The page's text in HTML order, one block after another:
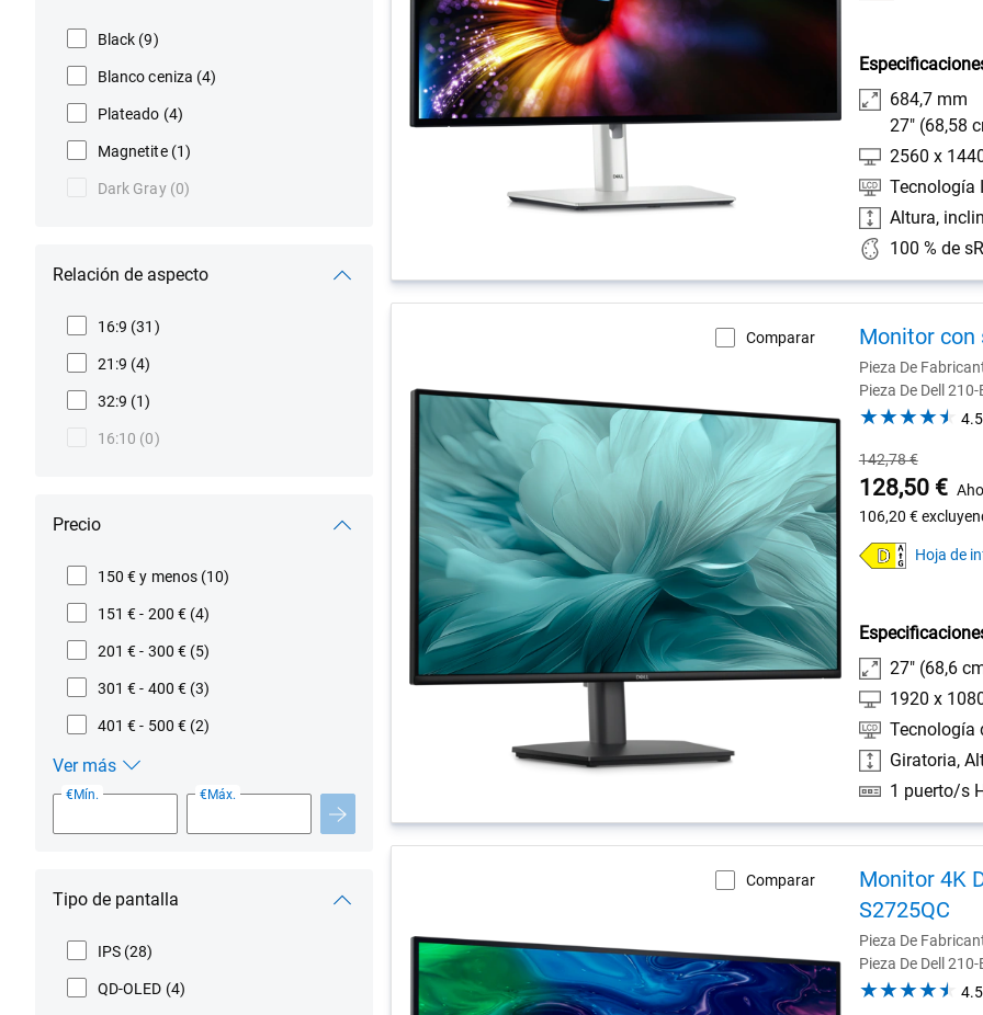
Black (9)
Blanco ceniza (4)
Plateado (4)
Magnetite (1)
Dark Gray (0)
Relación de aspecto
16:9 (31)
21:9 (4)
32:9 (1)
16:10 (0)
Precio
150 € y menos (10)
151 € - 200 € (4)
201 € - 300 € (5)
301 € - 400 € (3)
401 € - 500 € (2)
Ver más
Precio€Mín. €Máx.
Tipo de pantalla
IPS (28)
QD-OLED (4)
684,7 mm
27" (68,58
2560 x
Tecnología
Altura,
Comparar Monitor con
Pieza De
Pieza De Dell 210-
4.5
Precio
habitual
142,78 €
Precio
de
Dell
128,50 €
106,20 €
Hoja de
27" (68,6
1920 x
Tecnología
Giratoria,
Comparar
Monitor 4K
S2725QC
Pieza De
Pieza De Dell 210-
4.5